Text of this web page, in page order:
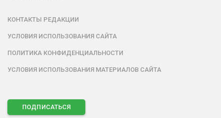
КОНТАКТЫ РЕДАКЦИИ
УСЛОВИЯ ИСПОЛЬЗОВАНИЯ САЙТА
ПОЛИТИКА КОНФИДЕНЦИАЛЬНОСТИ
УСЛОВИЯ ИСПОЛЬЗОВАНИЯ МАТЕРИАЛОВ САЙТА
ПОДПИСАТЬСЯ